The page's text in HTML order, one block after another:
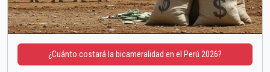
¿Cuánto costará la bicameralidad en el Perú 2026?